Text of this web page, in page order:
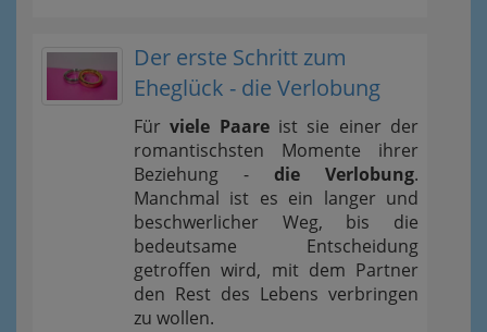
Der erste Schritt zum
Eheglück - die Verlobung
Fürviele Paareist sie einer der
romantischsten Momente ihrer
Beziehung - die Verlobung.
Manchmal ist es ein langer und
beschwerlicher Weg, bis die
bedeutsame Entscheidung
getroffen wird, mit dem Partner
den Rest des Lebens verbringen
zu wollen.